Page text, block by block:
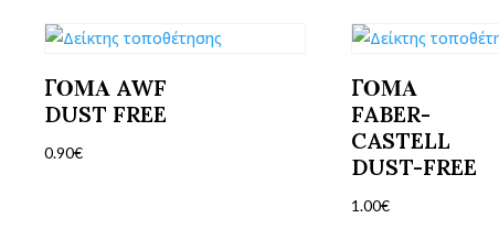
ΓΟΜΑ AWF
DUST FREE
0.90€
ΓΟΜΑ
FABER-
CASTELL
DUST-FREE
1.00€